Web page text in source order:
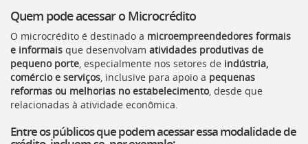
Ir
para
a
listagem
de
notícias
[]
para
Quem pode acessar o Microcrédito
O microcrédito é destinado a microempreendedores formais
e informais que desenvolvam atividades produtivas de
pequeno porte , especialmente nos setores de indústria,
comércio e serviços , inclusive para apoio a pequenas
reformas ou melhorias no estabelecimento, desde que
relacionadas à atividade econômica.
Entre os públicos que podem acessar essa modalidade de